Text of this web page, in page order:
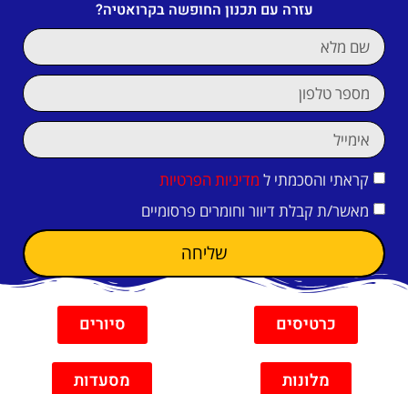
עזרה עם תכנון החופשה בקרואטיה?
קראתי והסכמתי ל מדיניות הפרטיות
מאשר/ת קבלת דיוור וחומרים פרסומיים
שליחה
כרטיסים סיורים
מלונות מסעדות